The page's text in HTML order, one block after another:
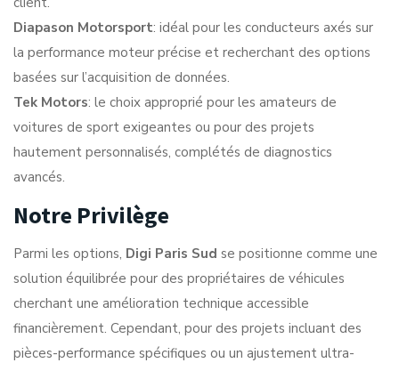
Diapason Motorsport: idéal pour les conducteurs axés sur
la performance moteur précise et recherchant des options
basées sur l’acquisition de données.
Tek Motors: le choix approprié pour les amateurs de
voitures de sport exigeantes ou pour des projets
hautement personnalisés, complétés de diagnostics
avancés.
Notre Privilège
Parmi les options, Digi Paris Sud se positionne comme une
solution équilibrée pour des propriétaires de véhicules
cherchant une amélioration technique accessible
financièrement. Cependant, pour des projets incluant des
pièces-performance spécifiques ou un ajustement ultra-